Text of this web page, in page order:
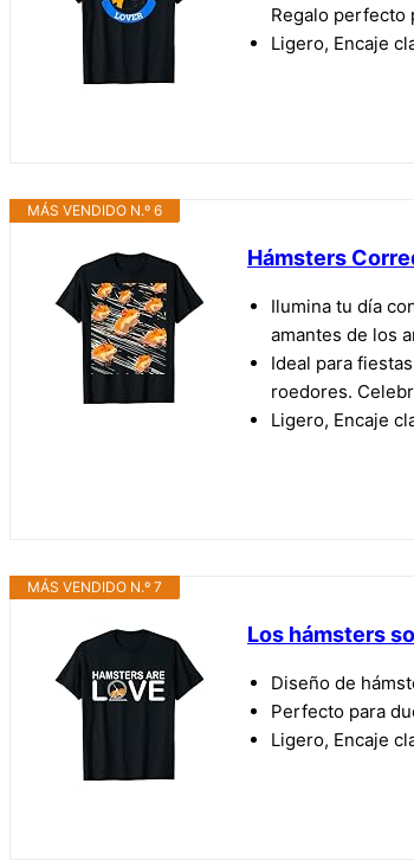
Regalo perfecto
Ligero, Encaje
MÁS VENDIDO N.º 6
Hámsters
Ilumina tu día
amantes de los
Ideal para
roedores.
Ligero, Encaje
MÁS VENDIDO N.º 7
Los hámsters
Diseño de
Perfecto para
Ligero, Encaje